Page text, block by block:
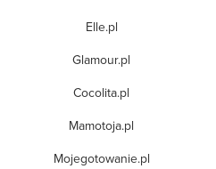
Elle.pl
Glamour.pl
Cocolita.pl
Mamotoja.pl
Mojegotowanie.pl